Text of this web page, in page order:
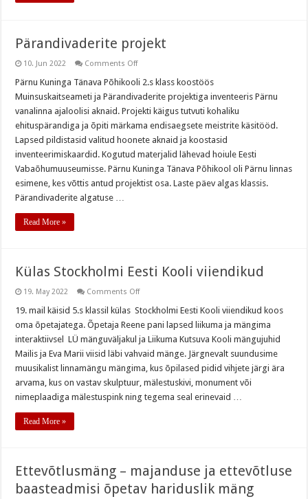
Pärandivaderite projekt
10. Jun 2022 Comments Offon
projekt
Pärnu Kuninga Tänava Põhikooli 2.s klass koostöös
Muinsuskaitseameti ja Pärandivaderite projektiga inventeeris Pärnu
vanalinna ajaloolisi aknaid. Projekti käigus tutvuti kohaliku
ehituspärandiga ja õpiti märkama endisaegsete meistrite käsitööd.
Lapsed pildistasid valitud hoonete aknaid ja koostasid
inventeerimiskaardid. Kogutud materjalid lähevad hoiule Eesti
Vabaõhumuuseumisse. Pärnu Kuninga Tänava Põhikool oli Pärnu linnas
esimene, kes võttis antud projektist osa. Laste päev algas klassis.
Pärandivaderite algatuse …
Read More »
Külas Stockholmi Eesti Kooli viiendikud
19. May 2022 Comments Offon
Stockholmi
Kooli
viiendikud
19. mail käisid 5.s klassil külas Stockholmi Eesti Kooli viiendikud koos
oma õpetajatega. Õpetaja Reene pani lapsed liikuma ja mängima
interaktiivsel LÜ mänguväljakul ja Liikuma Kutsuva Kooli mängujuhid
Mailis ja Eva Marii viisid läbi vahvaid mänge. Järgnevalt suundusime
muusikalist linnamängu mängima, kus õpilased pidid vihjete järgi ära
arvama, kus on vastav skulptuur, mälestuskivi, monument või
nimeplaadiga mälestuspink ning tegema seal erinevaid …
Read More »
Ettevõtlusmäng – majanduse ja ettevõtluse
baasteadmisi õpetav hariduslik mäng